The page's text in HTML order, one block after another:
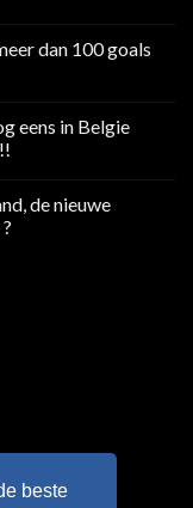
dan 100 goals
eens in Belgie
de nieuwe
beste